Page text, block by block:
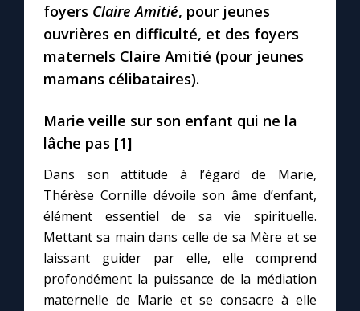
Avec Thérèse de Lisieux
L'Évangile chaque jour
Marie qui défait les nœuds
Me consacrer à Jésus par Marie
Mes intentions de prière
Une Minute avec Marie
foyers Claire Amitié, pour jeunes
ouvrières en difficulté, et des foyers
maternels Claire Amitié (pour jeunes
mamans célibataires).
Marie veille sur son enfant qui ne la
lâche pas [1]
Dans son attitude à l’égard de Marie,
Thérèse Cornille dévoile son âme d’enfant,
élément essentiel de sa vie spirituelle.
Mettant sa main dans celle de sa Mère et se
laissant guider par elle, elle comprend
profondément la puissance de la médiation
maternelle de Marie et se consacre à elle